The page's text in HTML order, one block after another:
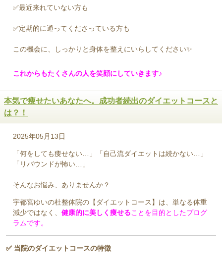
✅最近来れていない方も
✅定期的に通ってくださっている方も
この機会に、しっかりと身体を整えにいらしてください✨
これからもたくさんの人を笑顔にしていきます♪
本気で痩せたいあなたへ。成功者続出のダイエットコースと
は？！
2025年05月13日
「何をしても痩せない…」「自己流ダイエットは続かない…」
「リバウンドが怖い…」
そんなお悩み、ありませんか？
宇都宮ゆいの杜整体院の【ダイエットコース】は、単なる体重
減少ではなく、 健康的に美しく痩せることを目的としたプログ
ラムです。
✅ 当院のダイエットコースの特徴